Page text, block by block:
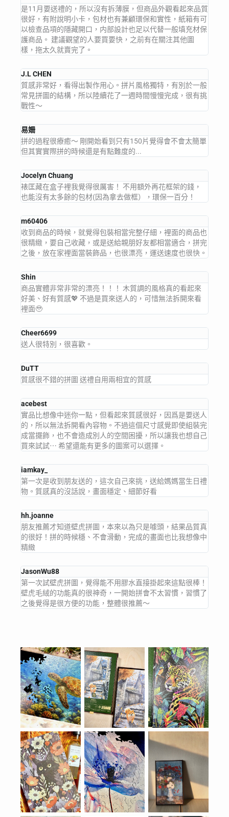
是11月要送禮的，所以沒有拆薄膜，但商品外觀看起來品質
很好，有附說明小卡，包材也有兼顧環保和實性，紙箱有可
以檢查品項的隱藏開口，内部設計也足以代替一般填充材保
護商品。 建議觀望的人要買要快，之前有在關注其他圖
樣，拖太久就賣完了。
J.L CHEN
質感非常好，看得出製作用心。拼片風格獨特，有別於一般
常見拼圖的結構，所以陸續花了一週時間慢慢完成，很有挑
戰性～
易姍
拼的過程很療癒～ 剛開始看到只有150片覺得會不會太簡單
但其實實際拼的時候還是有點難度的...
Jocelyn Chuang
裱匡藏在盒子裡我覺得很厲害！ 不用額外再花框架的錢，
也能沒有太多餘的包材(因為拿去做框），環保一百分！
m60406
收到商品的時候，就覺得包裝相當完整仔細，裡面的商品也
很精緻，要自己收藏，或是送給親朋好友都相當適合，拼完
之後，放在家裡面當裝飾品，也很漂亮，運送速度也很快。
Shin
商品實體非常非常的漂亮！！！ 木質調的風格真的看起來
好美、好有質感💖 不過是買來送人的，可惜無法拆開來看
裡面🥹
Cheer6699
送人很特別，很喜歡。
DuTT
質感很不錯的拼圖 送禮自用兩相宜的質感
acebest
實品比想像中迷你一點，但看起來質感很好，因爲是要送人
的，所以無法拆開看內容物。不過這個尺寸感覺即使組裝完
成當擺飾，也不會造成別人的空間困擾，所以讓我也想自己
買來試試⋯ 希望還能有更多的圖案可以選擇。
iamkay_
第一次是收到朋友送的，這次自己來挑，送給媽媽當生日禮
物。質感真的沒話說，畫面穩定、細節好看
hh.joanne
朋友推薦才知道壁虎拼圖，本來以為只是噱頭，結果品質真
的很好！拼的時候穩、不會滑動，完成的畫面也比我想像中
精緻
JasonWu88
第一次試壁虎拼圖，覺得能不用膠水直接掛起來這點很棒！
壁虎毛絨的功能真的很神奇，一開始拼會不太習慣，習慣了
之後覺得是很方便的功能，整體很推薦～